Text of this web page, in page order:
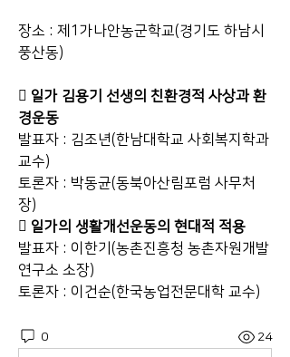
장소 : 제1가나안농군학교(경기도 하남시
풍산동)
󰁵 일가 김용기 선생의 친환경적 사상과 환
경운동
발표자 : 김조년(한남대학교 사회복지학과
교수)
토론자 : 박동균(동북아산림포럼 사무처
장)
󰁵 일가의 생활개선운동의 현대적 적용
발표자 : 이한기(농촌진흥청 농촌자원개발
연구소 소장)
토론자 : 이건순(한국농업전문대학 교수)
0 24